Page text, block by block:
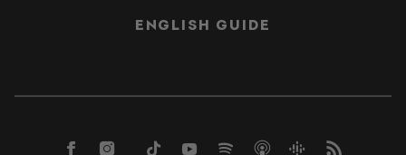
ENGLISH GUIDE